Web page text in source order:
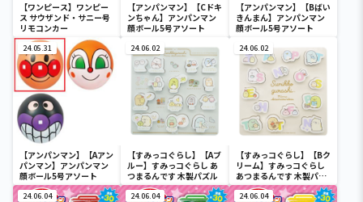
【ワンピース】ワンピー
ス サウザンド・サニー号
リモコンカー
【アンパンマン】【Cドキ
ンちゃん】アンパンマン
顔ボール5号アソート
【アンパンマン】【Bばい
きんまん】アンパンマン
顔ボール5号アソート
24.05.31
【アンパンマン】【Aアン
パンマン】アンパンマン
顔ボール5号アソート
24.06.02
【すみっコぐらし】【Aブ
ルー】すみっコぐらし あ
つまるんです 木製パズル
24.06.02
【すみっコぐらし】【Bク
リーム】すみっコぐらし
あつまるんです 木製パズ
ル
24.06.04 24.06.04 24.06.04